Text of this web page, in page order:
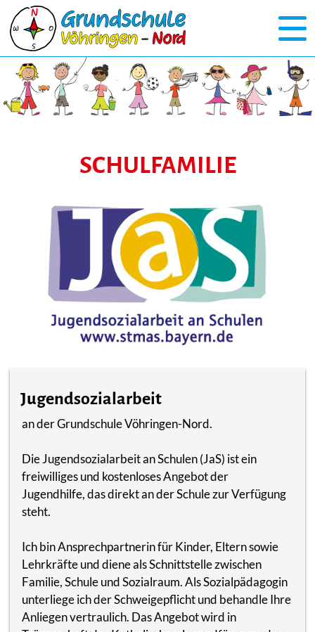
SCHULFAMILIE
Jugendsozialarbeit
an der Grundschule Vöhringen-Nord.
Die Jugendsozialarbeit an Schulen (JaS) ist ein
freiwilliges und kostenloses Angebot der
Jugendhilfe, das direkt an der Schule zur Verfügung
steht.
Ich bin Ansprechpartnerin für Kinder, Eltern sowie
Lehrkräfte und diene als Schnittstelle zwischen
Familie, Schule und Sozialraum. Als Sozialpädagogin
unterliege ich der Schweigepflicht und behandle Ihre
Anliegen vertraulich. Das Angebot wird in